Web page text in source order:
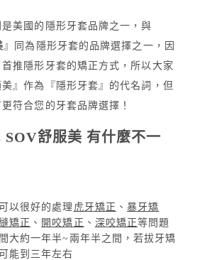
是美國的隱形牙套品牌之一，與
』同為隱形牙套的品牌選擇之一，因
推隱形牙套的矯正方式，所以大家
』作為『隱形牙套』的代名詞，但
符合您的牙套品牌選擇！
SOV舒服美 有什麼不一
以很好的處理 虎牙矯正 、暴牙矯
矯正 、 開咬矯正 、 深咬矯正等問題
大約一年半~兩年半之間，若拔牙矯
能到三年左右